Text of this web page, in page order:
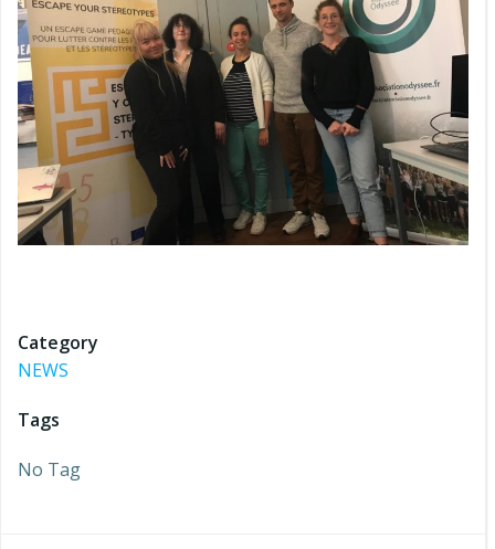
Category
NEWS
Tags
No Tag